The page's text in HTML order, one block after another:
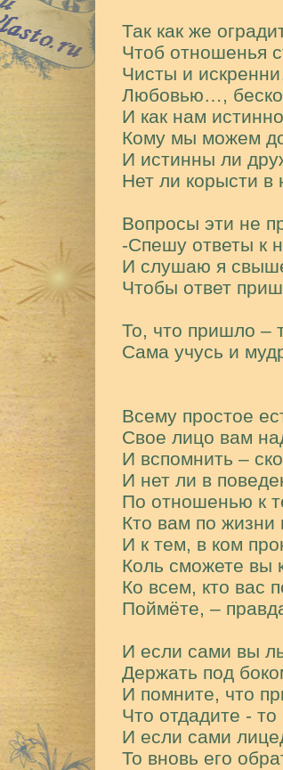
Так как же
Чтоб отношенья
Чисты и
Любовью…,
И как нам
Кому мы можем
И истинны ли
Нет ли корысти в
Вопросы эти не
-Спешу ответы к
И слушаю я
Чтобы ответ
То, что пришло –
Сама учусь и
Всему простое
Свое лицо вам
И вспомнить –
И нет ли в
По отношенью к
Кто вам по жизни
И к тем, в ком
Коль сможете вы
Ко всем, кто вас
Поймёте, –
И если сами вы
Держать под
И помните, что
Что отдадите -
И если сами
То вновь его